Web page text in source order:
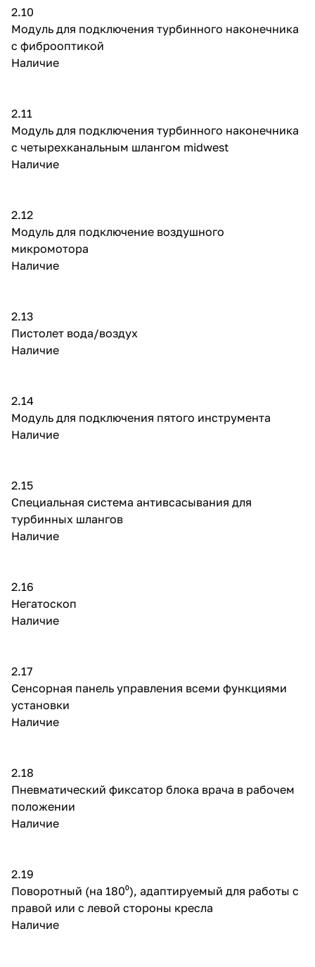
2.10
Модуль для подключения турбинного наконечника
с фиброоптикой
Наличие
2.11
Модуль для подключения турбинного наконечника
с четырехканальным шлангом midwest
Наличие
2.12
Модуль для подключение воздушного
микромотора
Наличие
2.13
Пистолет вода/воздух
Наличие
2.14
Модуль для подключения пятого инструмента
Наличие
2.15
Специальная система антивсасывания для
турбинных шлангов
Наличие
2.16
Негатоскоп
Наличие
2.17
Сенсорная панель управления всеми функциями
установки
Наличие
2.18
Пневматический фиксатор блока врача в рабочем
положении
Наличие
2.19
Поворотный (на 180⁰), адаптируемый для работы с
правой или с левой стороны кресла
Наличие